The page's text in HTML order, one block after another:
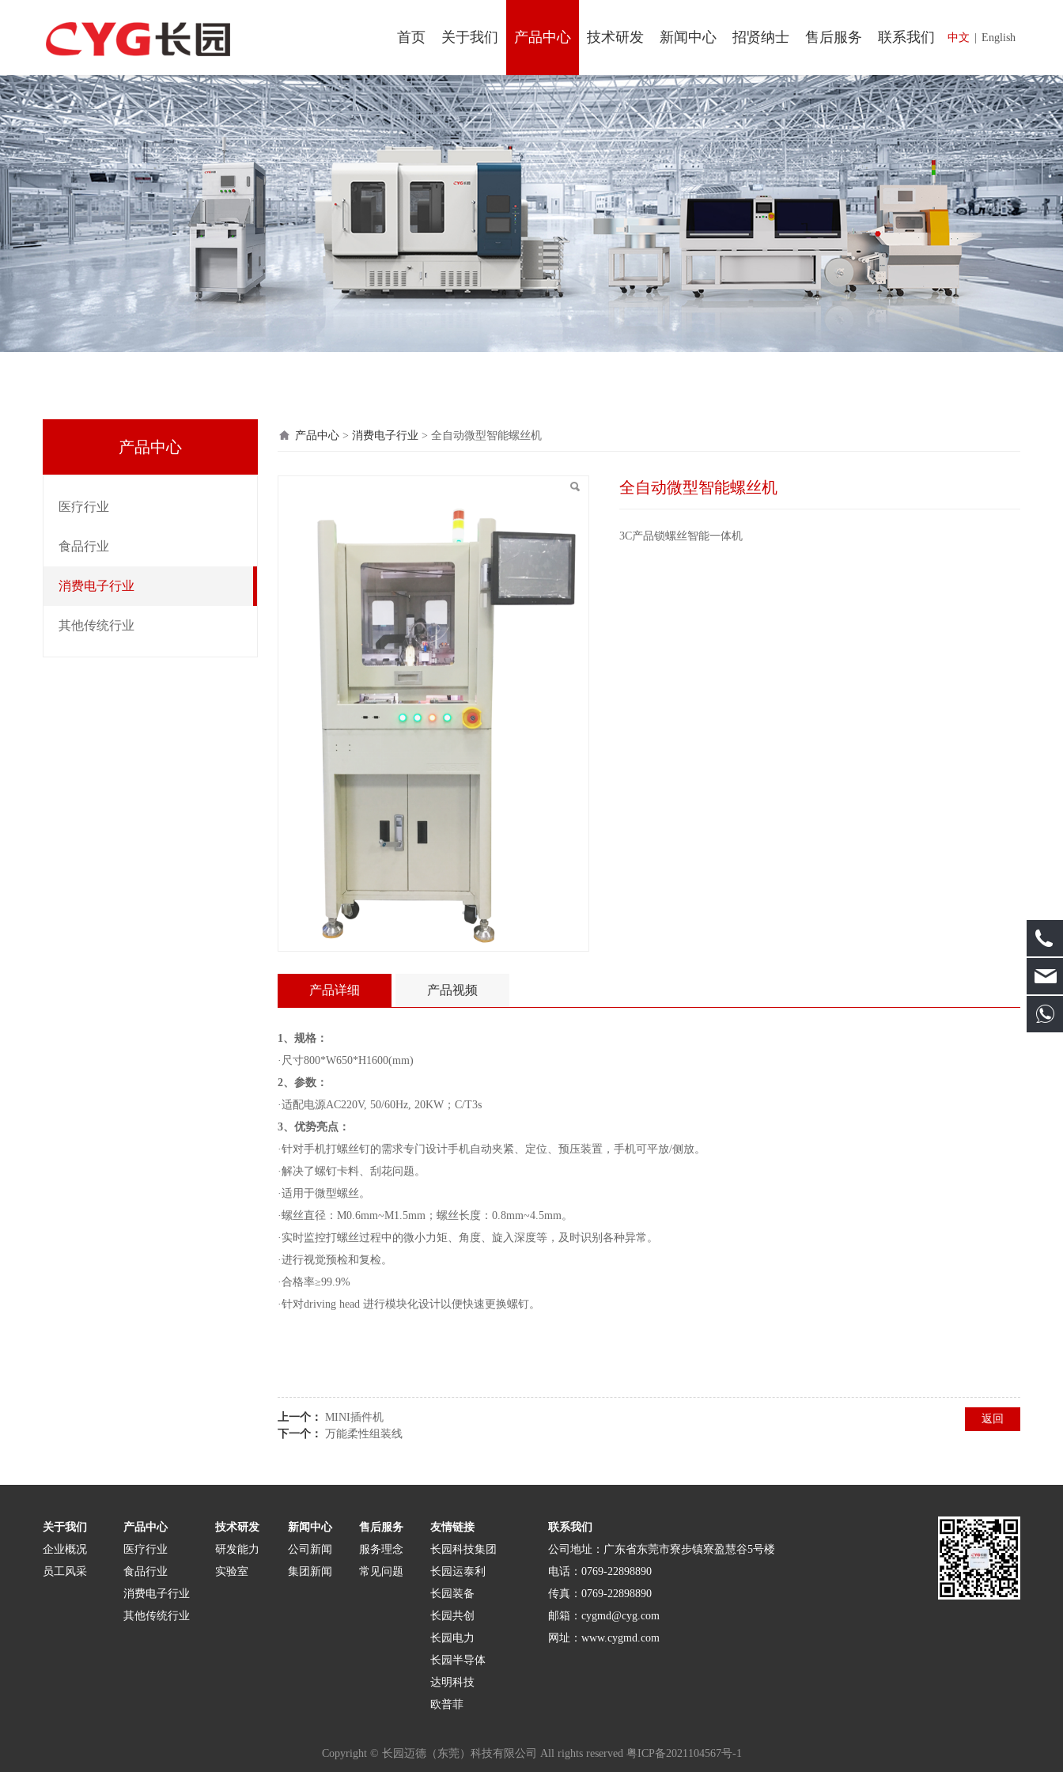
中文 English
首页 关于我们 产品中心 技术研发 新闻中心 招贤纳士 售后服务 联系我们
产品中心
医疗行业
食品行业
消费电子行业
其他传统行业
全自动微型智能螺丝机
产品中心> 消费电子行业 > 全自动微型智能螺丝机
全自动微型智能螺丝机
3C产品锁螺丝智能一体机
产品详细 产品视频
1、规格：
· 尺寸800*W650*H1600(mm)
2、参数：
·适配电源AC220V, 50/60Hz, 20KW；C/T3s
3、优势亮点：
·针对手机打螺丝钉的需求专门设计手机自动夹紧、定位、预压装置，手机可平放/侧放。
·解决了螺钉卡料、刮花问题。
·适用于微型螺丝。
·螺丝直径：M0.6mm~M1.5mm；螺丝长度：0.8mm~4.5mm。
·实时监控打螺丝过程中的微小力矩、角度、旋入深度等，及时识别各种异常。
·进行视觉预检和复检。
·合格率≥99.9%
·针对driving head 进行模块化设计以便快速更换螺钉。
上一个： MINI插件机
下一个： 万能柔性组装线
返回
关于我们
企业概况
员工风采
产品中心
医疗行业
食品行业
消费电子行业
其他传统行业
技术研发
研发能力
实验室
新闻中心
公司新闻
集团新闻
售后服务
服务理念
常见问题
友情链接
长园科技集团
长园运泰利
长园装备
长园共创
长园电力
长园半导体
达明科技
欧普菲
联系我们
公司地址：广东省东莞市寮步镇寮盈慧谷5号楼
电话：0769-22898890
传真：0769-22898890
邮箱：cygmd@cyg.com
网址：www.cygmd.com
Copyright © 长园迈德（东莞）科技有限公司 All rights reserved 粤ICP备2021104567号-1